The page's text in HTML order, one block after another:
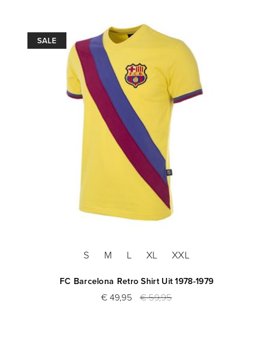
SALE
S M L XL XXL
FC Barcelona Retro Shirt Uit 1978-1979
€ 49,95 € 59,95